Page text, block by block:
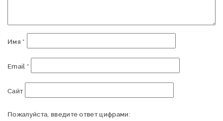
Имя *
Email *
Сайт
Пожалуйста, введите ответ цифрами: